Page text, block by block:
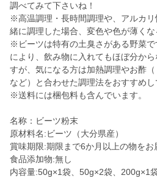
調べてみて下さいね！
※高温調理・長時間調理や、アルカ
緒に調理した場合、変色や色が薄くな
※ビーツは特有の土臭さがある野菜で
により、飲み物に入れてもほぼ分か
すが、気になる方は加熱調理やお酢
など）と合わせた調理法をおすすめし
※送料には梱包料も含んでいます。
名称：ビーツ粉末
原材料名:ビーツ（大分県産）
賞味期限:期限まで6か月以上の物をお
食品添加物:無し
内容量:50g×1袋、50g×2袋、200g×1